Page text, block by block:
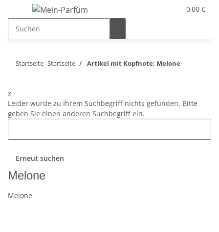
0,00 €
Startseite Startseite Artikel mit Kopfnote: Melone
x
Leider wurde zu Ihrem Suchbegriff nichts gefunden. Bitte
geben Sie einen anderen Suchbegriff ein.
Erneut suchen
Melone
Melone